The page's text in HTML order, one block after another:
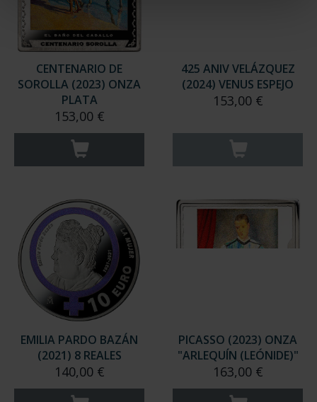
CENTENARIO DE
SOROLLA (2023) ONZA
PLATA
153,00 €
425 ANIV VELÁZQUEZ
(2024) VENUS ESPEJO
153,00 €
EMILIA PARDO BAZÁN
(2021) 8 REALES
140,00 €
PICASSO (2023) ONZA
"ARLEQUÍN (LEÓNIDE)"
163,00 €